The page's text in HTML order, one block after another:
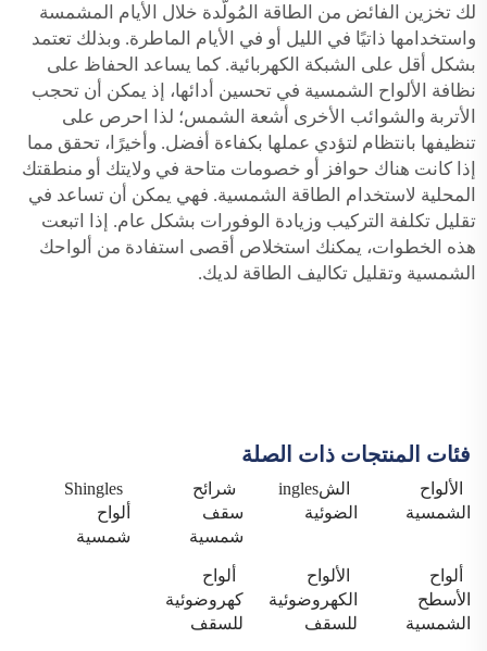
لك تخزين الفائض من الطاقة المُولَّدة خلال الأيام المشمسة
واستخدامها ذاتيًا في الليل أو في الأيام الماطرة. وبذلك تعتمد
بشكل أقل على الشبكة الكهربائية. كما يساعد الحفاظ على
نظافة الألواح الشمسية في تحسين أدائها، إذ يمكن أن تحجب
الأتربة والشوائب الأخرى أشعة الشمس؛ لذا احرص على
تنظيفها بانتظام لتؤدي عملها بكفاءة أفضل. وأخيرًا، تحقق مما
إذا كانت هناك حوافز أو خصومات متاحة في ولايتك أو منطقتك
المحلية لاستخدام الطاقة الشمسية. فهي يمكن أن تساعد في
تقليل تكلفة التركيب وزيادة الوفورات بشكل عام. إذا اتبعت
هذه الخطوات، يمكنك استخلاص أقصى استفادة من ألواحك
الشمسية وتقليل تكاليف الطاقة لديك.
فئات المنتجات ذات الصلة
الألواح
الشمسية
الشingles
الضوئية
شرائح
سقف
شمسية
Shingles
ألواح
شمسية
ألواح
الأسطح
الشمسية
الألواح
الكهروضوئية
للسقف
ألواح
كهروضوئية
للسقف